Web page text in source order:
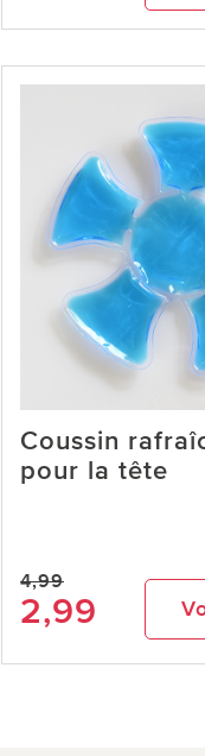
Coussin
pour la tête
4,99
2,99